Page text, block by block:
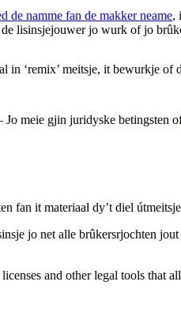
de namme fan de makker neame,
lisinsjejouwer jo wurk of jo
in ‘remix’ meitsje, it bewurkje of
meie gjin juridyske betingsten
fan it materiaal dy’t diel
jo net alle brûkersrjochten
and other legal tools that